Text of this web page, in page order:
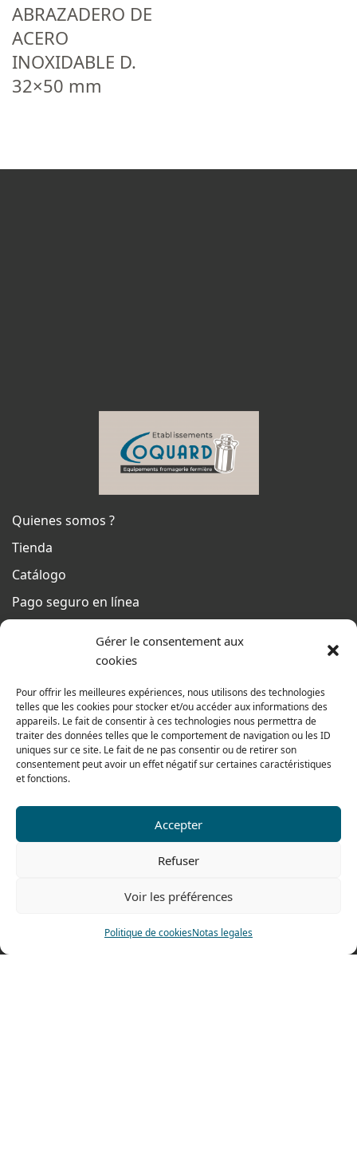
Gérer le consentement aux
cookies
Pour offrir les meilleures expériences, nous utilisons des technologies
telles que les cookies pour stocker et/ou accéder aux informations des
appareils. Le fait de consentir à ces technologies nous permettra de
traiter des données telles que le comportement de navigation ou les ID
uniques sur ce site. Le fait de ne pas consentir ou de retirer son
consentement peut avoir un effet négatif sur certaines caractéristiques
et fonctions.
Accepter
Refuser
Voir les préférences
Politique de cookiesNotas legales
ABRAZADERO DE
ACERO
INOXIDABLE D.
32×50 mm
Quienes somos ?
Tienda
Catálogo
Pago seguro en línea
Del lunes al jueves
El viernes
De 8h a 12h30 y de 13h30 a 16h
Contáctenos
69400 Villefranche sur Saône